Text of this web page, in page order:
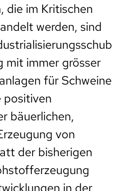
die im Kritischen
werden, sind
mit immer grösser
für Schweine
positiven
bäuerlichen,
von
der bisherigen
in der